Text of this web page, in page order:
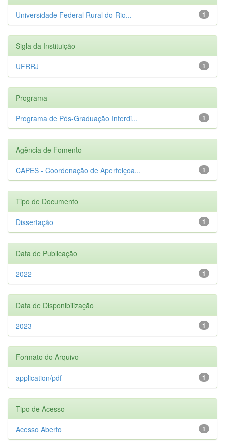
1
Universidade Federal Rural do Rio...
Sigla da Instituição
1
UFRRJ
Programa
1
Programa de Pós-Graduação Interdi...
Agência de Fomento
1
CAPES - Coordenação de Aperfeiçoa...
Tipo de Documento
1
Dissertação
Data de Publicação
1
2022
Data de Disponibilização
1
2023
Formato do Arquivo
1
application/pdf
Tipo de Acesso
1
Acesso Aberto